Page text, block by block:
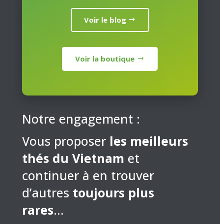
Voir le blog
Voir la boutique
Notre engagement :
Vous proposer les meilleurs
thés du Vietnam et
continuer à en trouver
d’autres toujours plus
rares…